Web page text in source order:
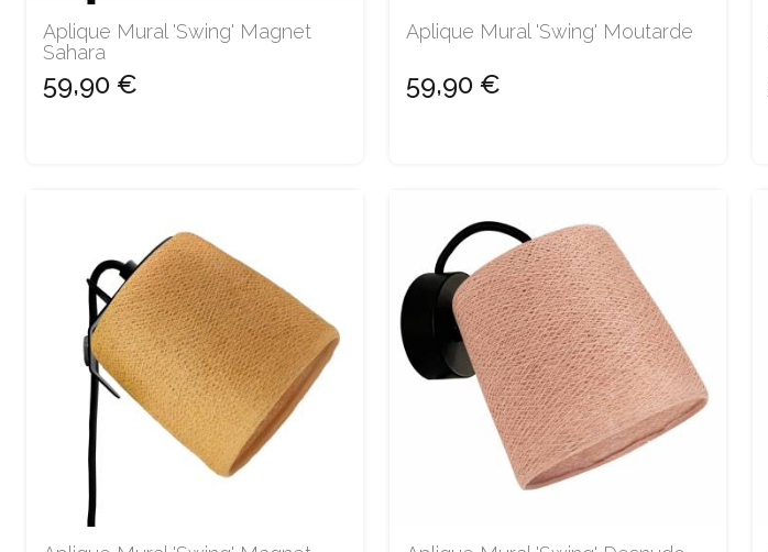
Aplique Mural 'Swing' Magnet
Sahara
59,90 €
Aplique Mural 'Swing' Moutarde
59,90 €